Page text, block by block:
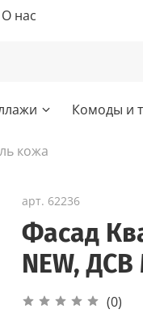
О нас
Комоды и
кожа
арт. 62236
Фасад
NEW,
(0)